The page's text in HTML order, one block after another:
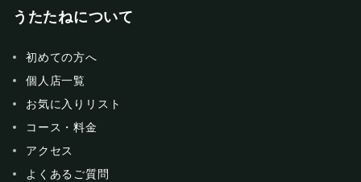
うたたねについて
初めての方へ
個人店一覧
お気に入りリスト
コース・料金
アクセス
よくあるご質問